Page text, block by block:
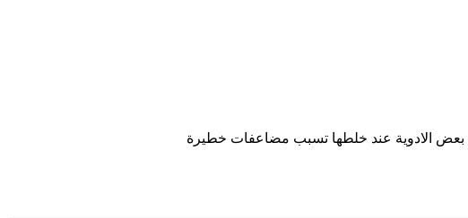
الادوية عند خلطها تسبب مضاعفات خطيرة